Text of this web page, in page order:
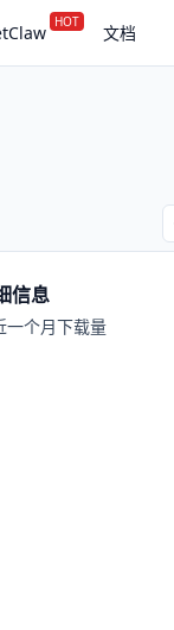
HOT 文档
信息
一个月下载量